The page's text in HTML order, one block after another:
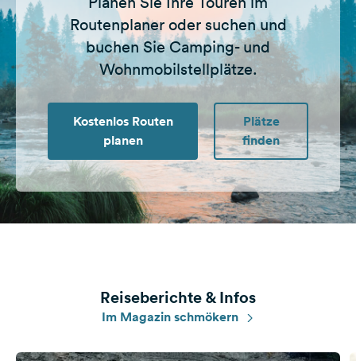
Registrieren
Einloggen
Feedback
Sprache:
Deutsch
Facebook
Routenplaner oder suchen und
buchen Sie Camping- und
Wohnmobilstellplätze.
Kostenlos Routen
planen
Plätze
finden
Reiseberichte & Infos
Im Magazin schmökern